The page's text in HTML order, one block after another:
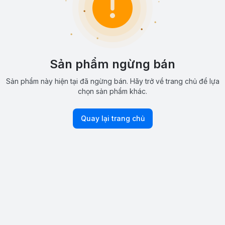
Sản phẩm ngừng bán
Sản phẩm này hiện tại đã ngừng bán. Hãy trở về trang chủ để lựa
chọn sản phẩm khác.
Quay lại trang chủ